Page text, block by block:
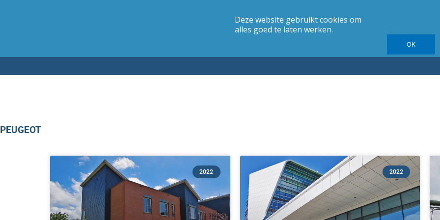
Carrosserie Jaargang Elektrische autotesten
Autotesten
PEUGEOT
2022 2022
Pagina
Pagina
Deze website gebruikt cookies om
alles goed te laten werken.
OK